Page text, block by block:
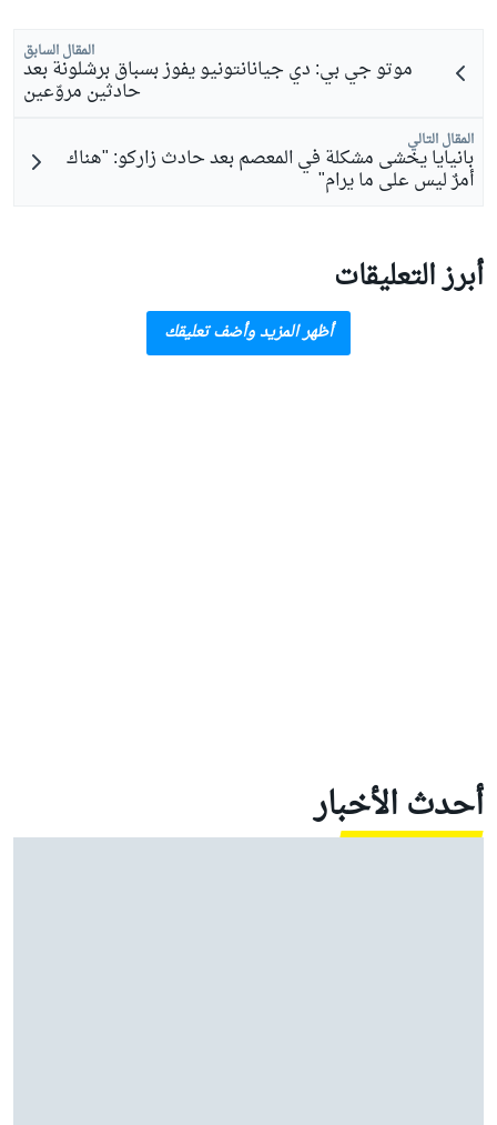
المقال السابق
موتو جي بي: دي جيانانتونيو يفوز بسباق برشلونة بعد
حادثين مروّعين
المقال التالي
بانيايا يخشى مشكلة في المعصم بعد حادث زاركو: "هناك
أمرٌ ليس على ما يرام"
أبرز التعليقات
أظهر المزيد وأضف تعليقك
أحدث الأخبار